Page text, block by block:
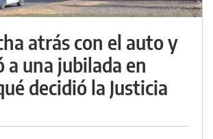
atrás con el auto y
a una jubilada en
decidió la Justicia